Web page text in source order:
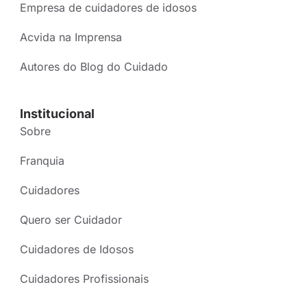
Empresa de cuidadores de idosos
Acvida na Imprensa
Autores do Blog do Cuidado
Institucional
Sobre
Franquia
Cuidadores
Quero ser Cuidador
Cuidadores de Idosos
Cuidadores Profissionais